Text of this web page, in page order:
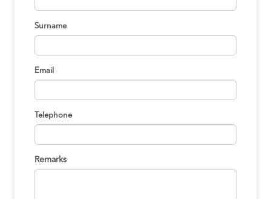
Surname
Email
Telephone
Remarks